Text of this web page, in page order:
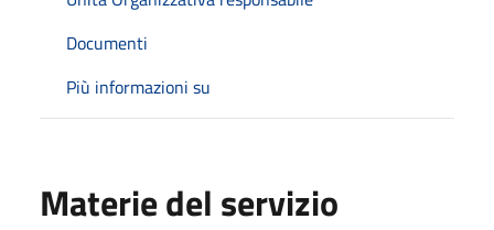
Documenti
Più informazioni su
Materie del servizio